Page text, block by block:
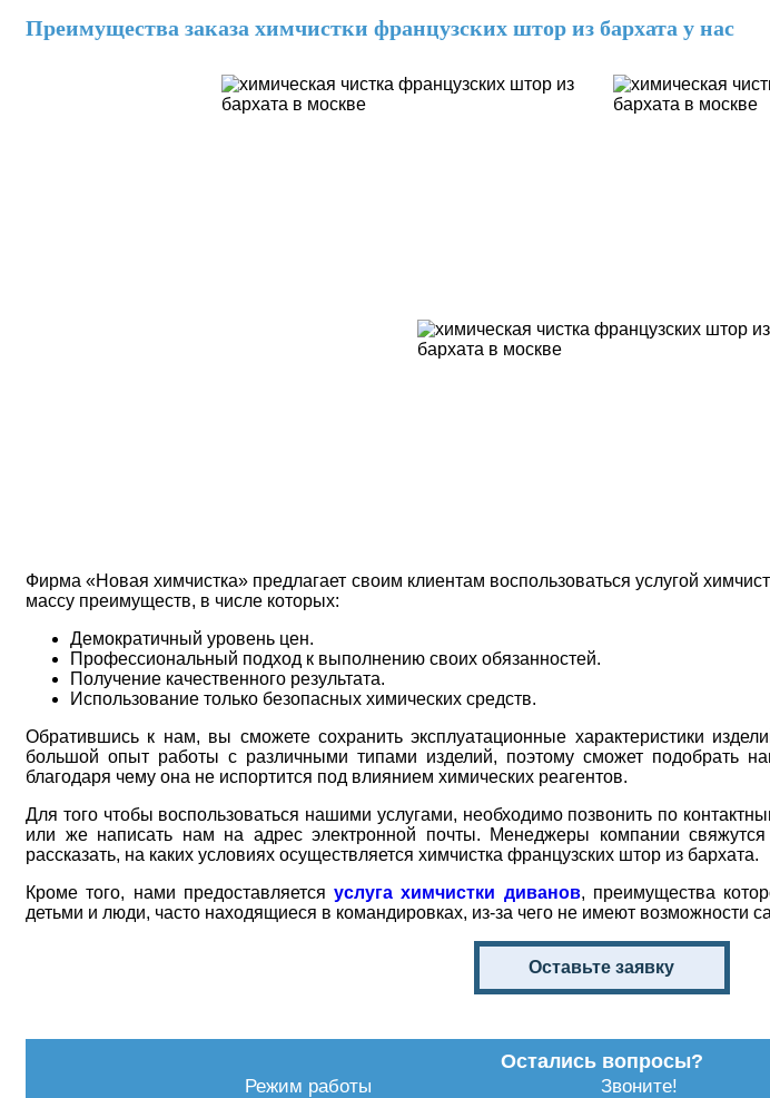
Преимущества заказа химчистки французских штор из бархата у нас
Фирма «Новая химчистка» предлагает своим клиентам воспользоваться услугой
массу преимуществ, в числе которых:
Демократичный уровень цен.
Профессиональный подход к выполнению своих обязанностей.
Получение качественного результата.
Использование только безопасных химических средств.
Обратившись к нам, вы сможете сохранить эксплуатационные характеристики
большой опыт работы с различными типами изделий, поэтому сможет подобрать
благодаря чему она не испортится под влиянием химических реагентов.
Для того чтобы воспользоваться нашими услугами, необходимо позвонить по
или же написать нам на адрес электронной почты. Менеджеры компании
рассказать, на каких условиях осуществляется химчистка французских штор из бархата.
Кроме того, нами предоставляетсяуслуга химчистки диванов, преимущества
детьми и люди, часто находящиеся в командировках, из-за чего не имеют возможности
Оставьте заявку
Остались вопросы?
Режим работы Звоните!